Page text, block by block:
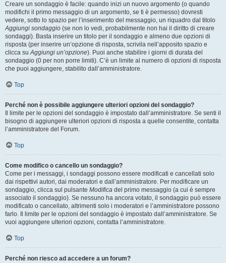
Creare un sondaggio è facile: quando inizi un nuovo argomento (o quando
modifichi il primo messaggio di un argomento, se ti è permesso) dovresti
vedere, sotto lo spazio per l’inserimento del messaggio, un riquadro dal titolo
Aggiungi sondaggio (se non lo vedi, probabilmente non hai il diritto di creare
sondaggi). Basta inserire un titolo per il sondaggio e almeno due opzioni di
risposta (per inserire un’opzione di risposta, scrivila nell’apposito spazio e
clicca suAggiungi un’opzione). Puoi anche stabilire i giorni di durata del
sondaggio (0 per non porre limiti). C’è un limite al numero di opzioni di risposta
che puoi aggiungere, stabilito dall’amministratore.
Top
Perché non è possibile aggiungere ulteriori opzioni del sondaggio?
Il limite per le opzioni del sondaggio è impostato dall’amministratore. Se senti il
bisogno di aggiungere ulteriori opzioni di risposta a quelle consentite, contatta
l’amministratore del Forum.
Top
Come modifico o cancello un sondaggio?
Come per i messaggi, i sondaggi possono essere modificati e cancellati solo
dai rispettivi autori, dai moderatori e dall’amministratore. Per modificare un
sondaggio, clicca sul pulsante Modifica del primo messaggio (a cui è sempre
associato il sondaggio). Se nessuno ha ancora votato, il sondaggio può essere
modificato o cancellato, altrimenti solo i moderatori e l’amministratore possono
farlo. Il limite per le opzioni del sondaggio è impostato dall’amministratore. Se
vuoi aggiungere ulteriori opzioni, contatta l’amministratore.
Top
Perché non riesco ad accedere a un forum?